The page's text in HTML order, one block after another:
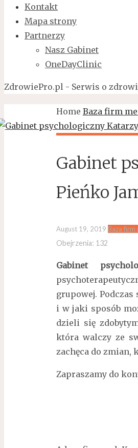
Kontakt
Mapa strony
Partnerzy
Nasz Gabinet
OneDayClinic
ZdrowiePro.pl - Serwis o
Home Baza firm
Gabinet
Pieńko
August 19, 2019 Baza firm
Obejrzenia: 132
Gabinet
grupowej.
i w jaki sposób
dzieli się
która walczy ze
zachęca do zmian,
Zapraszamy do